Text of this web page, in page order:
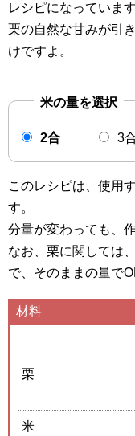
レシピになっています
栗の自然な甘みが引
けですよ。
米の量を選択
2合 3
このレシピは、使用
す。
分量が変わっても、
なお、栗に関しては
で、そのままの量で
材料
栗
米